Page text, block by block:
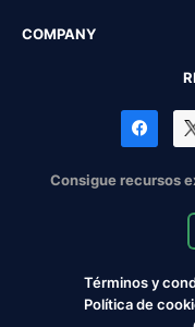
COMPANY
Consigue recursos
Términos y
Política de